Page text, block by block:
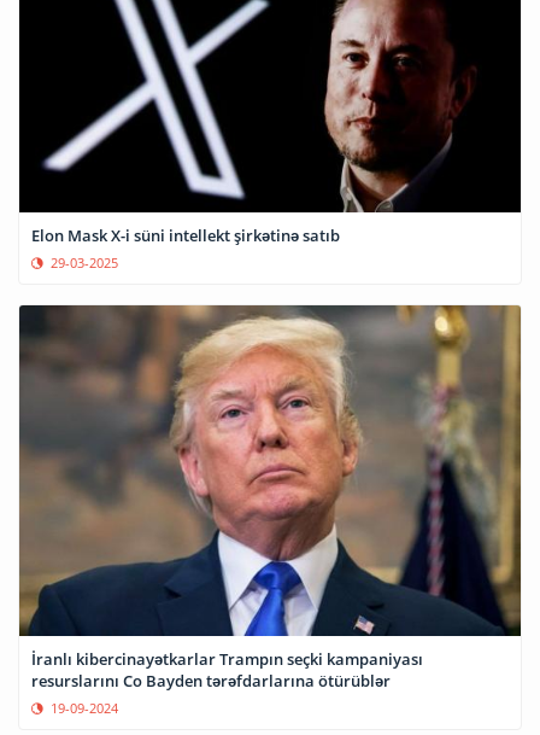
Elon Mask X-i süni intellekt şirkətinə satıb
29-03-2025
İranlı kibercinayətkarlar Trampın seçki kampaniyası
resurslarını Co Bayden tərəfdarlarına ötürüblər
19-09-2024